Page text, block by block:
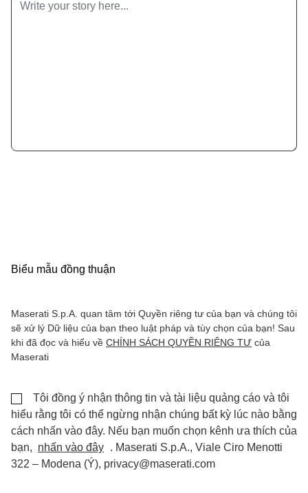
Biểu mẫu đồng thuận
Maserati S.p.A. quan tâm tới Quyền riêng tư của bạn và chúng tôi
sẽ xử lý Dữ liệu của bạn theo luật pháp và tùy chọn của bạn! Sau
khi đã đọc và hiểu về CHÍNH SÁCH QUYỀN RIÊNG TƯ của
Maserati
Tôi đồng ý nhận thông tin và tài liệu quảng cáo và tôi
hiểu rằng tôi có thể ngừng nhận chúng bất kỳ lúc nào bằng
cách nhấn vào đây. Nếu bạn muốn chọn kênh ưa thích của
bạn, nhấn vào đây . Maserati S.p.A., Viale Ciro Menotti
322 – Modena (Ý), privacy@maserati.com